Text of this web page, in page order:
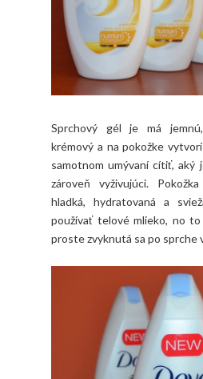
Sprchový gél je má
krémový a na pokožke
samotnom umývaní cítiť, aký
zároveň vyživujúci.
hladká, hydratovaná a
používať telové mlieko, no to
proste zvyknutá sa po sprche